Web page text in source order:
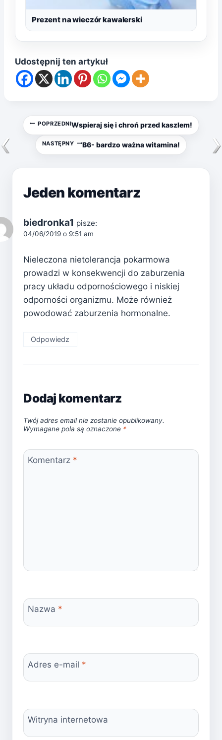
Prezent na wieczór kawalerski
Udostępnij ten artykuł
Nawigacja
wpisu
POPRZEDNIWspieraj się i chroń przed kaszlem!
NASTĘPNY B6- bardzo ważna witamina!
Jeden komentarz
biedronka1 pisze:
04/06/2019 o 9:51 am
Nieleczona nietolerancja pokarmowa
prowadzi w konsekwencji do zaburzenia
pracy układu odpornościowego i niskiej
odporności organizmu. Może również
powodować zaburzenia hormonalne.
Odpowiedz
Dodaj komentarz
Twój adres email nie zostanie opublikowany.
Wymagane pola są oznaczone *
Komentarz *
Nazwa *
Adres e-mail *
Witryna internetowa